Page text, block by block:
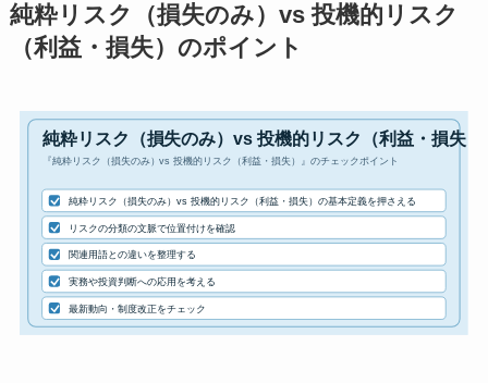
純粋リスク（損失のみ）vs 投機的リスク
（利益・損失）のポイント